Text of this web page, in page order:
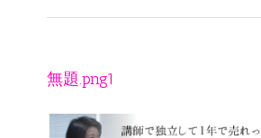
無題.png1